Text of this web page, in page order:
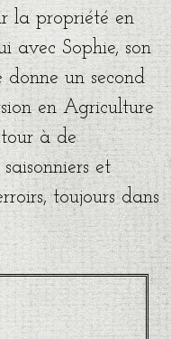
la propriété en
avec Sophie, son
donne un second
en Agriculture
à de
et
toujours dans